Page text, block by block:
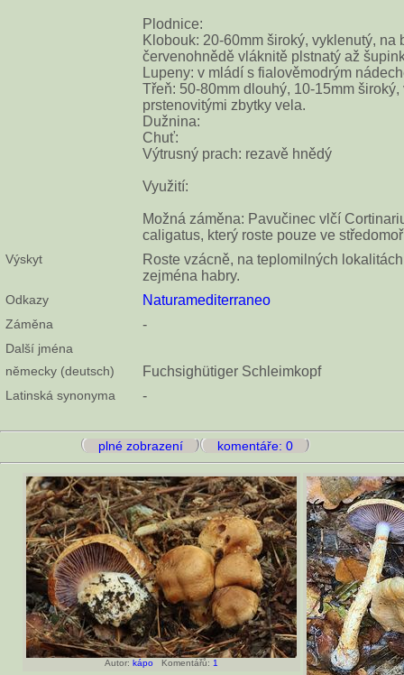
Plodnice:
Klobouk: 20-60mm široký, vyklenutý,
červenohnědě vláknitě plstnatý až
Lupeny: v mládí s fialověmodrým
Třeň: 50-80mm dlouhý, 10-15mm
prstenovitými zbytky vela.
Dužnina:
Chuť:
Výtrusný prach: rezavě hnědý
Využití:
Možná záměna: Pavučinec vlčí
caligatus, který roste pouze ve
Výskyt
Roste vzácně, na teplomilných
zejména habry.
Odkazy Naturamediterraneo
Záměna -
Další jména
německy (deutsch)
Fuchsighütiger Schleimkopf
Latinská synonyma -